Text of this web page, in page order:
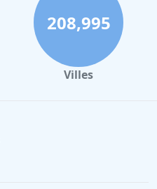
208,995
Villes